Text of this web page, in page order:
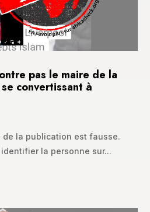
pas le maire de la
convertissant à
de la publication est fausse.
identifier la personne sur...